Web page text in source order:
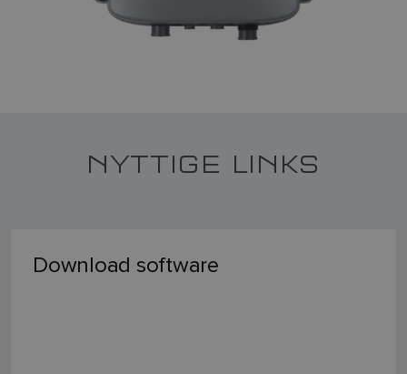
NYTTIGE LINKS
Download software